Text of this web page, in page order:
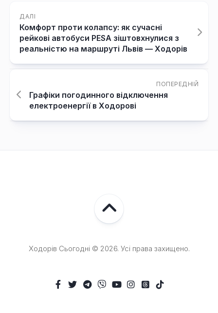
ДАЛІ
Комфорт проти колапсу: як сучасні
рейкові автобуси PESA зіштовхнулися з
реальністю на маршруті Львів — Ходорів
ПОПЕРЕДНІЙ
Графіки погодинного відключення
електроенергії в Ходорові
Ходорів Сьогодні © 2026. Усі права захищено.